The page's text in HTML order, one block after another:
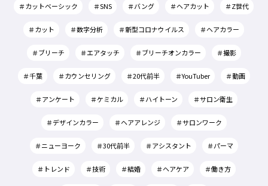
＃カットベーシック ＃SNS ＃バング ＃ヘアカット ＃Z世代
＃カット ＃数字分析 ＃新型コロナウイルス ＃ヘアカラー
＃ブリーチ ＃エアタッチ ＃ブリーチオンカラー ＃撮影
＃千葉 ＃カウンセリング ＃20代前半 ＃YouTuber ＃動画
＃アンケート ＃ケミカル ＃ハイトーン ＃サロン衛生
＃デザインカラー ＃ヘアアレンジ ＃サロンワーク
＃ニューヨーク ＃30代前半 ＃アシスタント ＃パーマ
＃トレンド ＃技術 ＃結婚 ＃ヘアケア ＃働き方